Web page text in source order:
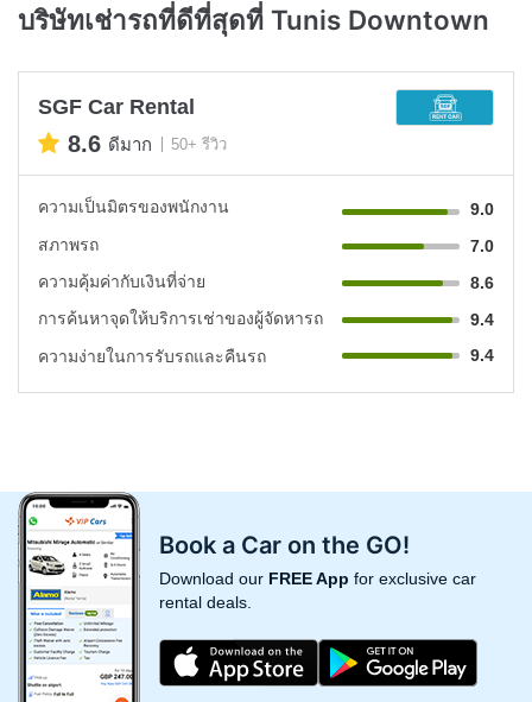
บริษัทเช่ารถที่ดีที่สุดที่ Tunis Downtown
SGF Car Rental
8.6 ดีมาก 50+ รีวิว
ความเป็นมิตรของพนักงาน
9.0
สภาพรถ
7.0
ความคุ้มค่ากับเงินที่จ่าย
8.6
การค้นหาจุดให้บริการเช่าของผู้จัดหารถ
9.4
ความง่ายในการรับรถและคืนรถ
9.4
Book a Car on the GO!
Download our FREE App for exclusive car
rental deals.